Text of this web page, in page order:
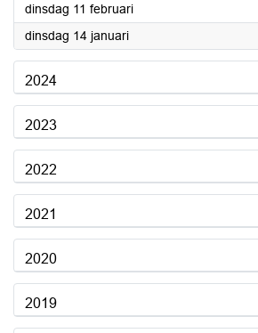
dinsdag 11 februari2025
dinsdag 14 januari2025
2024
2023
2022
2021
2020
2019